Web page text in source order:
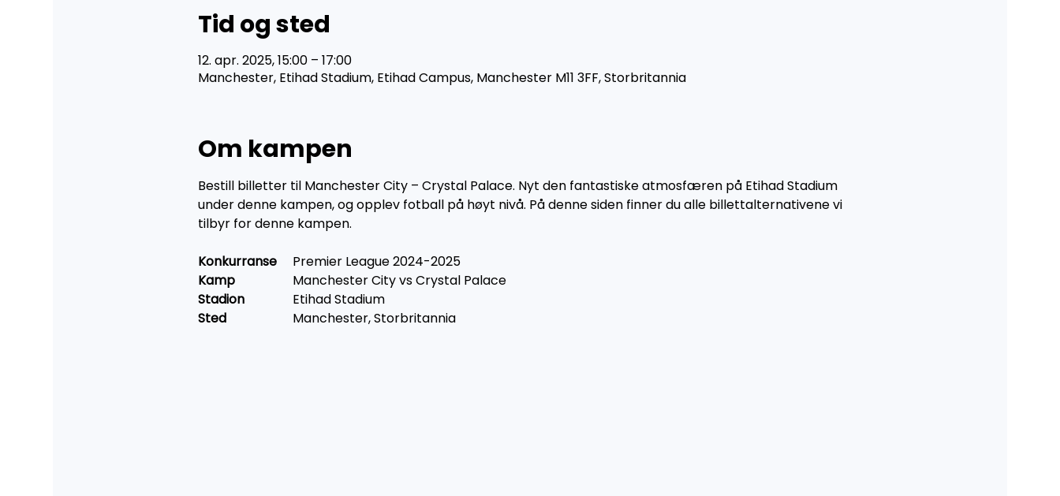
Tid og sted
12. apr. 2025, 15:00 – 17:00
Manchester, Etihad Stadium, Etihad Campus, Manchester M11 3FF, Storbritannia
Om kampen
Bestill billetter til Manchester City – Crystal Palace. Nyt den fantastiske atmosfæren på Etihad Stadium
under denne kampen, og opplev fotball på høyt nivå. På denne siden finner du alle billettalternativene vi
tilbyr for denne kampen.
Premier League 2024-2025
	Manchester City vs Crystal Palace
Stadion
		Etihad Stadium
	Manchester, Storbritannia